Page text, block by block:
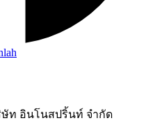
ษัท อินโนสปริ้นท์ จำกัด